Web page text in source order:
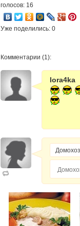
голосов: 16
Уже поделились: 0
Комментарии (1):
lora4ka